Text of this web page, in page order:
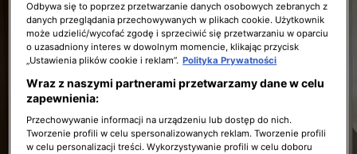
Odbywa się to poprzez przetwarzanie danych osobowych zebranych z
danych przeglądania przechowywanych w plikach cookie. Użytkownik
może udzielić/wycofać zgodę i sprzeciwić się przetwarzaniu w oparciu
o uzasadniony interes w dowolnym momencie, klikając przycisk
„Ustawienia plików cookie i reklam”. Polityka Prywatności
Wraz z naszymi partnerami przetwarzamy dane w celu
zapewnienia:
Przechowywanie informacji na urządzeniu lub dostęp do nich.
Tworzenie profili w celu spersonalizowanych reklam. Tworzenie profili
w celu personalizacji treści. Wykorzystywanie profili w celu doboru